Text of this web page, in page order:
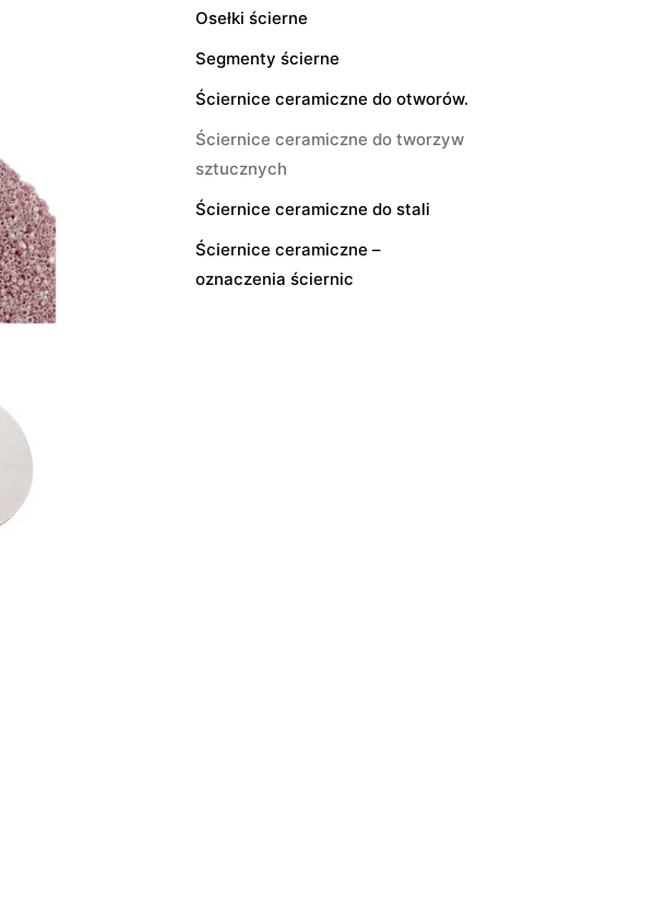
Osełki ścierne
Segmenty ścierne
Ściernice ceramiczne do otworów.
Ściernice ceramiczne do tworzyw
sztucznych
Ściernice ceramiczne do stali
Ściernice ceramiczne –
oznaczenia ściernic